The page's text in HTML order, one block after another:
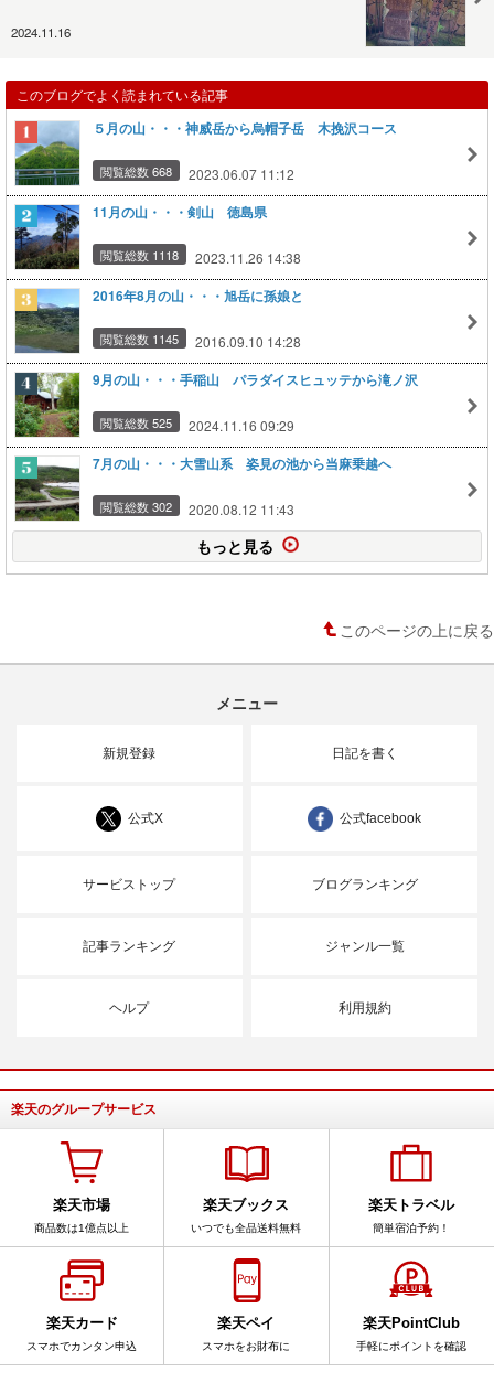
2024.11.16
このブログでよく読まれている記事
５月の山・・・神威岳から烏帽子岳 木挽沢コース
閲覧総数 668 2023.06.07 11:12
11月の山・・・剣山 徳島県
閲覧総数 1118 2023.11.26 14:38
2016年8月の山・・・旭岳に孫娘と
閲覧総数 1145 2016.09.10 14:28
9月の山・・・手稲山 パラダイスヒュッテから滝ノ沢
閲覧総数 525 2024.11.16 09:29
7月の山・・・大雪山系 姿見の池から当麻乗越へ
閲覧総数 302 2020.08.12 11:43
もっと見る
このページの上に戻る
メニュー
新規登録 日記を書く
公式X 公式facebook
サービストップ ブログランキング
記事ランキング ジャンル一覧
ヘルプ 利用規約
楽天のグループサービス
楽天市場
商品数は1億点以上
楽天ブックス
いつでも全品送料無料
楽天トラベル
簡単宿泊予約！
楽天カード
スマホでカンタン申込
楽天ペイ
スマホをお財布に
楽天PointClub
手軽にポイントを確認